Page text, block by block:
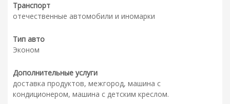
Транспорт
отечественные автомобили и иномарки
Тип авто
Эконом
Дополнительные услуги
доставка продуктов, межгород, машина с
кондиционером, машина с детским креслом.